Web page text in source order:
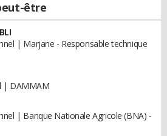
être
| Marjane - Responsable technique
| DAMMAM
| Banque Nationale Agricole (BNA) -